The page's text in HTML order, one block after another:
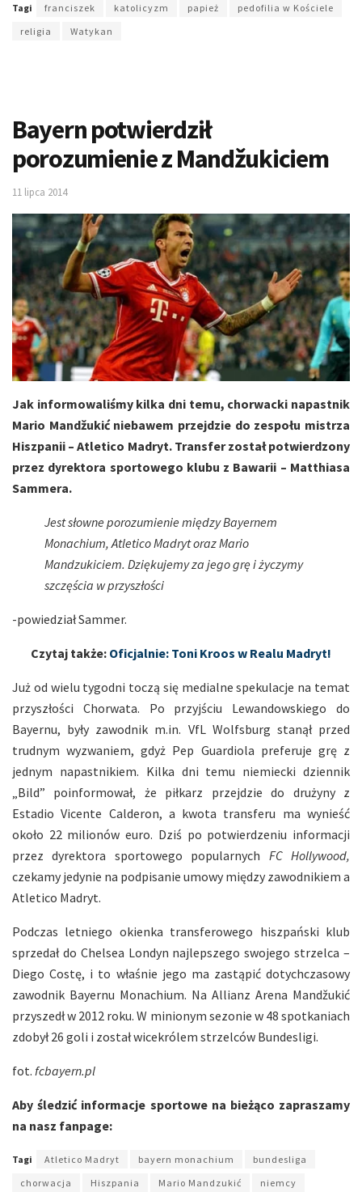
Tagi franciszek katolicyzm papież
pedofilia w Kościele
religia
Watykan
Bayern potwierdził
porozumienie z Mandžukiciem
11 lipca 2014
Jak informowaliśmy kilka dni temu, chorwacki napastnik
Mario Mandžukić niebawem przejdzie do zespołu mistrza
Hiszpanii – Atletico Madryt. Transfer został potwierdzony
przez dyrektora sportowego klubu z Bawarii – Matthiasa
Sammera.
Jest słowne porozumienie między Bayernem
Monachium, Atletico Madryt oraz Mario
Mandzukiciem. Dziękujemy za jego grę i życzymy
szczęścia w przyszłości
-powiedział Sammer.
Czytaj także: Oficjalnie: Toni Kroos w Realu Madryt!
Już od wielu tygodni toczą się medialne spekulacje na temat
przyszłości Chorwata. Po przyjściu Lewandowskiego do
Bayernu, były zawodnik m.in. VfL Wolfsburg stanął przed
trudnym wyzwaniem, gdyż Pep Guardiola preferuje grę z
jednym napastnikiem. Kilka dni temu niemiecki dziennik
„Bild” poinformował, że piłkarz przejdzie do drużyny z
Estadio Vicente Calderon, a kwota transferu ma wynieść
około 22 milionów euro. Dziś po potwierdzeniu informacji
przez dyrektora sportowego popularnych FC Hollywood,
czekamy jedynie na podpisanie umowy między zawodnikiem a
Atletico Madryt.
Podczas letniego okienka transferowego hiszpański klub
sprzedał do Chelsea Londyn najlepszego swojego strzelca –
Diego Costę, i to właśnie jego ma zastąpić dotychczasowy
zawodnik Bayernu Monachium. Na Allianz Arena Mandžukić
przyszedł w 2012 roku. W minionym sezonie w 48 spotkaniach
zdobył 26 goli i został wicekrólem strzelców Bundesligi.
fot. fcbayern.pl
Aby śledzić informacje sportowe na bieżąco zapraszamy
na nasz fanpage:
Tagi Atletico Madryt bayern monachium
bundesliga
chorwacja
Hiszpania Mario Mandzukić niemcy